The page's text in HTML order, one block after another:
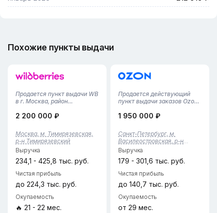
Похожие пункты выдачи
Продается пункт выдачи WB
в г. Москва, район
помещения — 42 м², удобная
зоной и складом.• Пункт
работает с 2022 года,
финансовая статистика за 11
месяцев...
2 200 000 ₽
Москва, м. Тимирязевская,
р-н Тимирязевский
Выручка
234,1 - 425,8 тыс. руб.
Чистая прибыль
до 224,3 тыс. руб.
Окупаемость
🔥 21 - 22 мес.
Продается действующий
пункт выдачи заказов Ozon
Василеостровском районе
полностью отлажен и имеет
подтвержденную историю
доходности.Ключевые
показатели:• Локация:...
1 950 000 ₽
Санкт-Петербург, м.
Василеостровская, р-н
Василеостровский
Выручка
179 - 301,6 тыс. руб.
Чистая прибыль
до 140,7 тыс. руб.
Окупаемость
от 29 мес.